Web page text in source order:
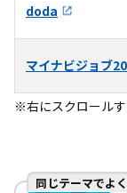
doda
マイナビジョブ
※右にスクロール
同じテーマでよ